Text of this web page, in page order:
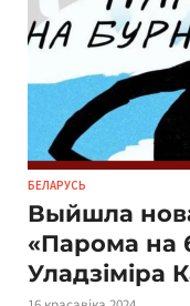
БЕЛАРУСЬ
Выйшла
«Парома на
Уладзіміра